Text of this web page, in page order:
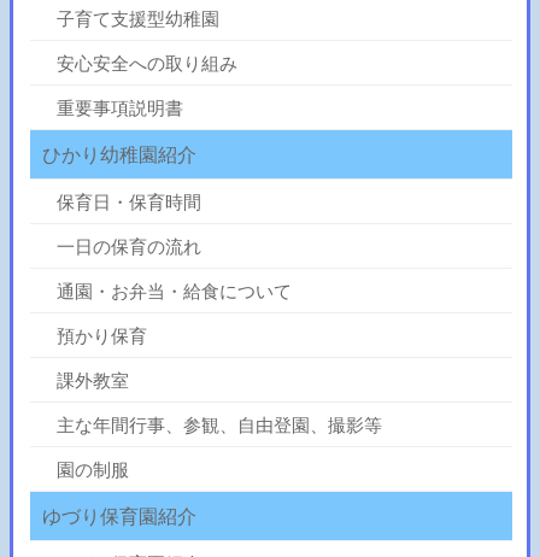
子育て支援型幼稚園
安心安全への取り組み
重要事項説明書
ひかり幼稚園紹介
保育日・保育時間
一日の保育の流れ
通園・お弁当・給食について
預かり保育
課外教室
主な年間行事、参観、自由登園、撮影等
園の制服
ゆづり保育園紹介